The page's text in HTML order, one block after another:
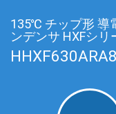
135℃ チップ形 導
ンデンサ HXFシリ